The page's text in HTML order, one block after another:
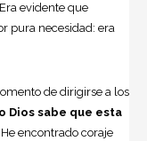
evidente que
pura necesidad: era
de dirigirse a los
Dios sabe que esta
He encontrado coraje